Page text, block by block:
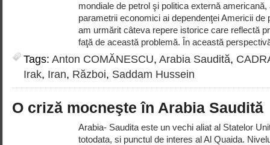
mondiale de petrol şi politica externă
parametrii economici ai dependenţei Americii de
am urmărit câteva repere istorice care reflectă
faţă de această problemă. În această
Tags: Anton COMĂNESCU, Arabia Saudită,
Irak, Iran, Război, Saddam Hussein
O criză mocneşte în Arabia Saudită
Arabia- Saudita este un vechi aliat al Statelor
totodata, si punctul de interes al Al Quaida.